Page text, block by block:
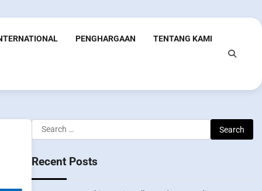
PENGHARGAAN TENTANG KAMI
Search
for:
Recent Posts